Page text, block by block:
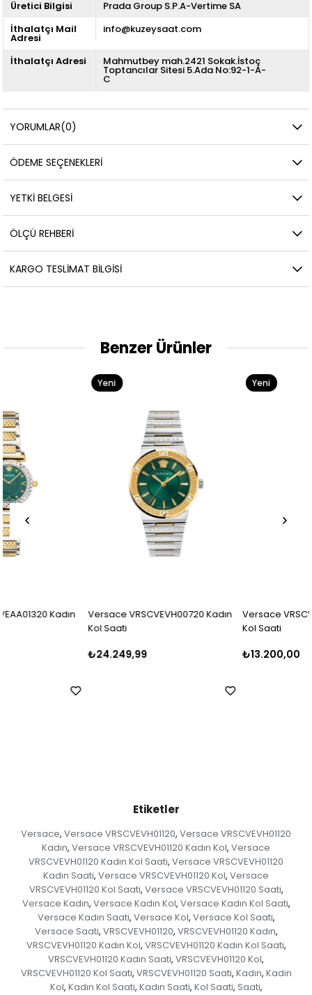
Üretici Bilgisi
Prada Group S.P.A-Vertime SA
İthalatçı Mail
Adresi
info@kuzeysaat.com
İthalatçı Adresi Mahmutbey mah.2421 Sokak.İstoç
Toptancılar Sitesi 5.Ada No:92-1-A-
C
YORUMLAR(0)
ÖDEME SEÇENEKLERI
YETKİ BELGESİ
ÖLÇÜ REHBERI
KARGO TESLIMAT BILGISI
Benzer Ürünler
Versace VRSCVEVH00720 Kadın
Versace VRSCVEDV00119 Kadın
Etiketler
Versace, Versace VRSCVEVH01120, Versace VRSCVEVH01120
Kadın, Versace VRSCVEVH01120 Kadın Kol, Versace
VRSCVEVH01120 Kadın Kol Saati, Versace VRSCVEVH01120
Kadın Saati, Versace VRSCVEVH01120 Kol, Versace
VRSCVEVH01120 Kol Saati, Versace VRSCVEVH01120 Saati,
Versace Kadın, Versace Kadın Kol, Versace Kadın Kol Saati,
Versace Kadın Saati, Versace Kol, Versace Kol Saati,
Versace Saati, VRSCVEVH01120, VRSCVEVH01120 Kadın,
VRSCVEVH01120 Kadın Kol, VRSCVEVH01120 Kadın Kol Saati,
VRSCVEVH01120 Kadın Saati, VRSCVEVH01120 Kol,
VRSCVEVH01120 Kol Saati, VRSCVEVH01120 Saati, Kadın, Kadın
Kol, Kadın Kol Saati, Kadın Saati, Kol Saati, Saati,